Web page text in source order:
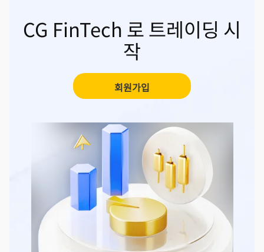
CG FinTech 로 트레이딩 시
작
회원가입